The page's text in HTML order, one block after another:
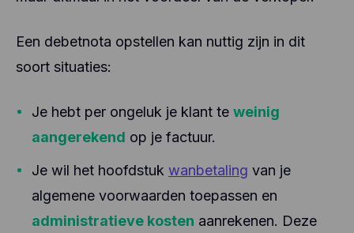
Een debetnota opstellen kan nuttig zijn in dit
soort situaties:
Je hebt per ongeluk je klant te weinig
aangerekend op je factuur.
Je wil het hoofdstuk wanbetaling van je
algemene voorwaarden toepassen en
administratieve kosten aanrekenen. Deze